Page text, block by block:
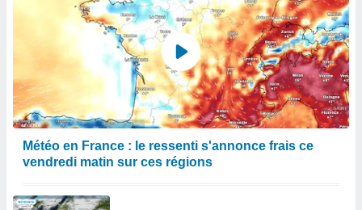
Météo en France : le ressenti s'annonce frais ce
vendredi matin sur ces régions